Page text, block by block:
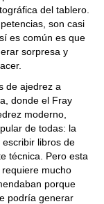
del tablero.
son casi
es común es que
sorpresa y
de ajedrez a
donde el Fray
moderno,
de todas: la
libros de
técnica. Pero esta
mucho
porque
podría generar